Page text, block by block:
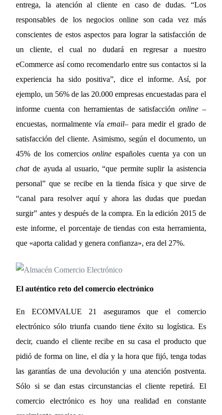
entrega, la atención al cliente en caso de dudas. “Los
responsables de los negocios online son cada vez más
conscientes de estos aspectos para lograr la satisfacción de
un cliente, el cual no dudará en regresar a nuestro
eCommerce así como recomendarlo entre sus contactos si la
experiencia ha sido positiva”, dice el informe. Así, por
ejemplo, un 56% de las 20.000 empresas encuestadas para el
informe cuenta con herramientas de satisfacción online–
encuestas, normalmente víaemail– para medir el grado de
satisfacción del cliente. Asimismo, según el documento, un
45% de los comerciosonline españoles cuenta ya con un
chatde ayuda al usuario, “que permite suplir la asistencia
personal” que se recibe en la tienda física y que sirve de
“canal para resolver aquí y ahora las dudas que puedan
surgir” antes y después de la compra. En la edición 2015 de
este informe, el porcentaje de tiendas con esta herramienta,
que «aporta calidad y genera confianza», era del 27%.
El auténtico reto del comercio electrónico
En ECOMVALUE 21 aseguramos que el comercio
electrónico sólo triunfa cuando tiene éxito su logística. Es
decir, cuando el cliente recibe en su casa el producto que
pidió de forma on line, el día y la hora que fijó, tenga todas
las garantías de una devolución y una atención postventa.
Sólo si se dan estas circunstancias el cliente repetirá. El
comercio electrónico es hoy una realidad en constante